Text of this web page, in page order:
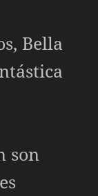
Bella
son